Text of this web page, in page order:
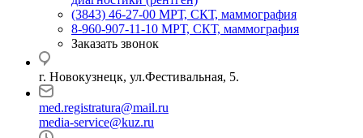
(3843) 46-27-00 МРТ, СКТ, маммография
8-960-907-11-10 МРТ, СКТ, маммография
Заказать звонок
г. Новокузнецк, ул.Фестивальная, 5.
med.registratura@mail.ru
media-service@kuz.ru